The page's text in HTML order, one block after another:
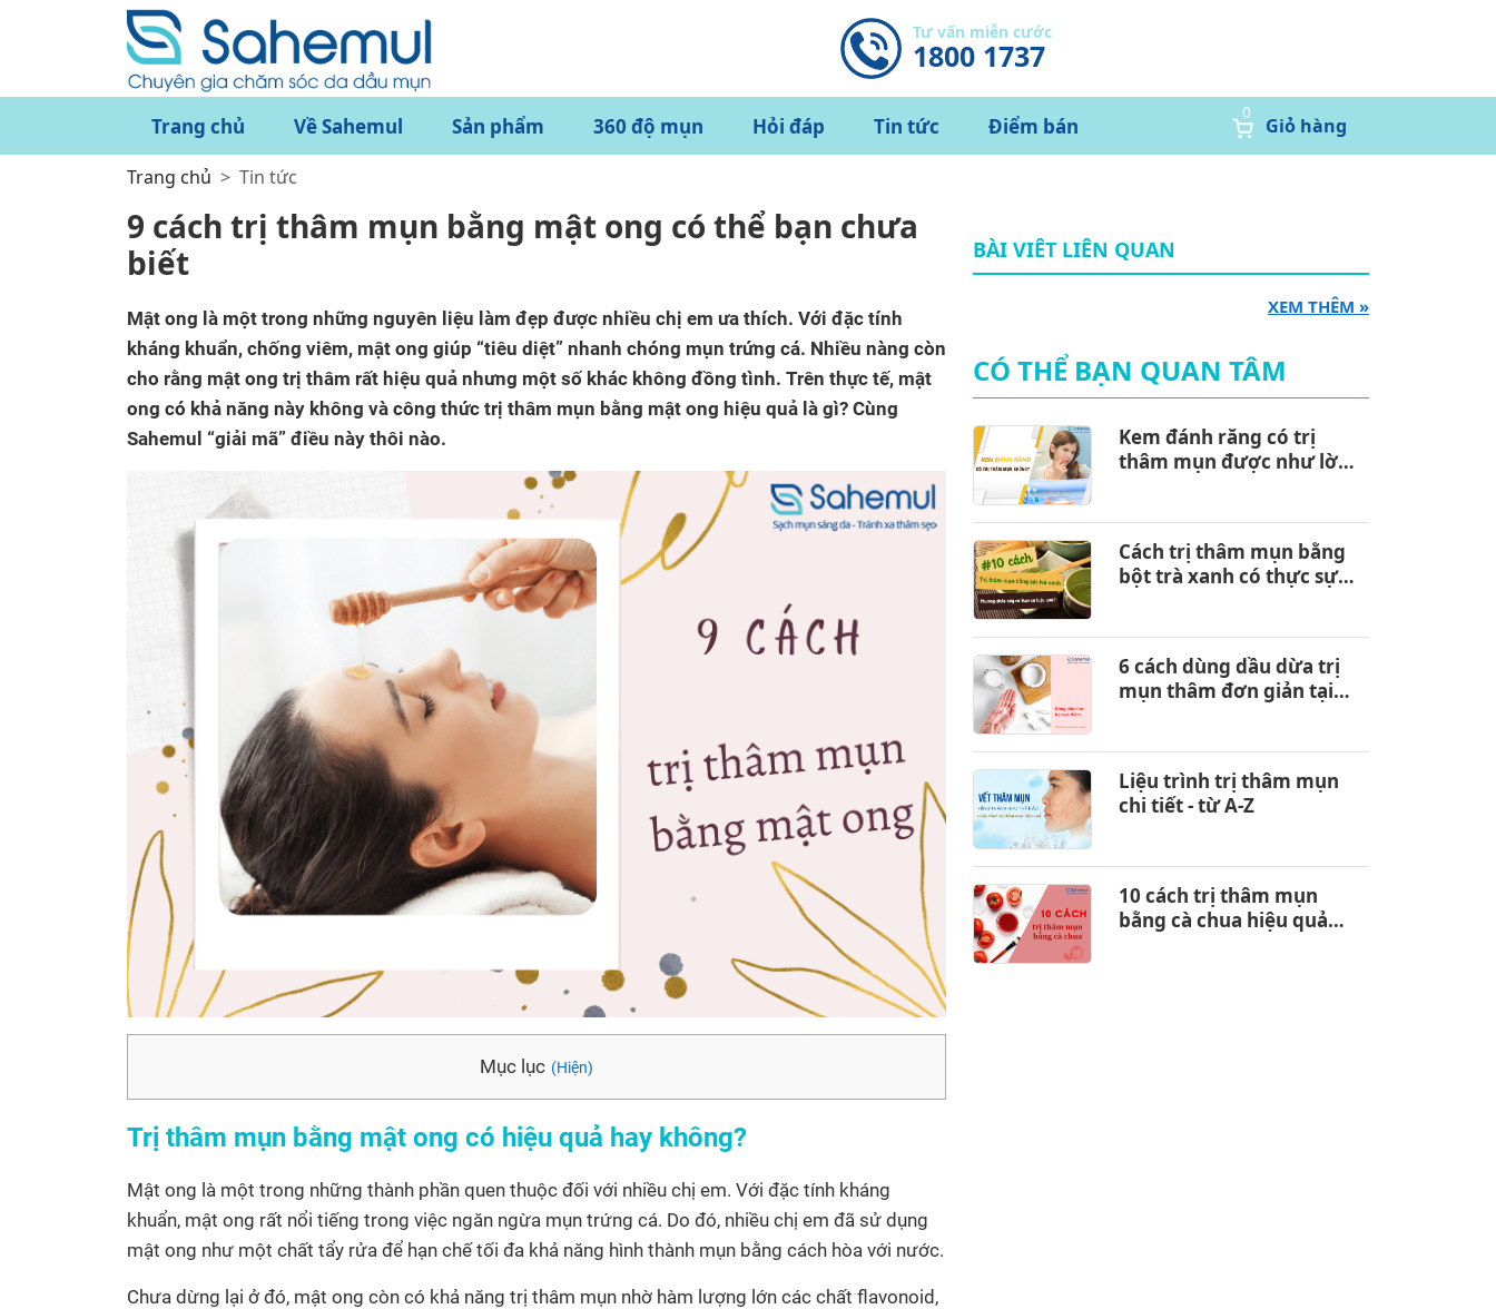
Tư vấn miễn cước
1800 1737
Trang chủ Về Sahemul Sản phẩm 360 độ mụn Hỏi đáp Tin tức Điểm bán
0
Giỏ hàng
Trang chủ Tin tức
9 cách trị thâm mụn bằng mật ong có thể bạn chưa
biết
Mật ong là một trong những nguyên liệu làm đẹp được nhiều chị em ưa thích. Với đặc tính
kháng khuẩn, chống viêm, mật ong giúp “tiêu diệt” nhanh chóng mụn trứng cá. Nhiều nàng còn
cho rằng mật ong trị thâm rất hiệu quả nhưng một số khác không đồng tình. Trên thực tế, mật
ong có khả năng này không và công thức trị thâm mụn bằng mật ong hiệu quả là gì? Cùng
Sahemul “giải mã” điều này thôi nào.
Mục lục (Hiện)
Trị thâm mụn bằng mật ong có hiệu quả hay không?
Mật ong là một trong những thành phần quen thuộc đối với nhiều chị em. Với đặc tính kháng
khuẩn, mật ong rất nổi tiếng trong việc ngăn ngừa mụn trứng cá. Do đó, nhiều chị em đã sử dụng
mật ong như một chất tẩy rửa để hạn chế tối đa khả năng hình thành mụn bằng cách hòa với nước.
Chưa dừng lại ở đó, mật ong còn có khả năng trị thâm mụn nhờ hàm lượng lớn các chất flavonoid,
BÀI VIÊT LIÊN QUAN
XEM THÊM »
CÓ THỂ BẠN QUAN TÂM
Kem đánh răng có trị
thâm mụn được như lời
Cách trị thâm mụn bằng
bột trà xanh có thực sự
6 cách dùng dầu dừa trị
mụn thâm đơn giản tại
Liệu trình trị thâm mụn
chi tiết - từ A-Z
10 cách trị thâm mụn
bằng cà chua hiệu quả